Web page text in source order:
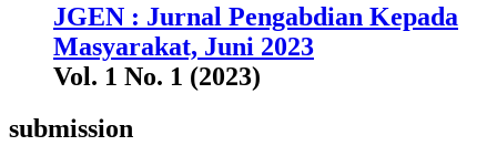
JGEN : Jurnal Pengabdian Kepada
Masyarakat, Juni 2023
Vol. 1 No. 1 (2023)
submission